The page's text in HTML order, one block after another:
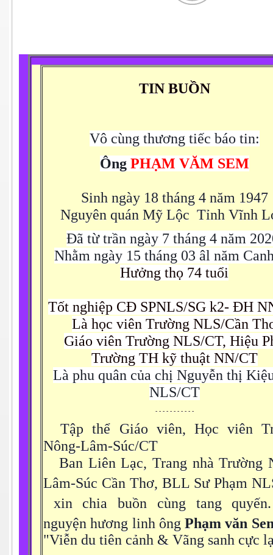
TIN BUỒN
Vô cùng thương tiếc báo tin:
Ông PHẠM VĂM SEM
Sinh ngày 18 tháng 4 năm 1947
Nguyên quán Mỹ Lộc Tỉnh Vĩnh
Đã từ trần ngày 7 tháng 4 năm
Nhằm ngày 15 tháng 03 âl năm
Hưởng thọ 74 tuổi
Tốt nghiệp CĐ SPNLS/SG k2- ĐH
Là học viên Trường NLS/Cần
Giáo viên Trường NLS/CT, Hiệu
Trường TH kỹ thuật NN/CT
Là phu quân của chị Nguyễn thị
NLS/CT
- - - - - - - - - - -
Tập thể Giáo viên, Học viên
Nông-Lâm-Súc/CT
Ban Liên Lạc, Trang nhà Trường
Lâm-Súc Cần Thơ, BLL Sư Phạm
xin chia buồn cùng tang
nguyện hương linh ôngPhạm văn
"Viễn du tiên cảnh & Vãng sanh cực
Giang
3-5-2015
bằng Cữu Long